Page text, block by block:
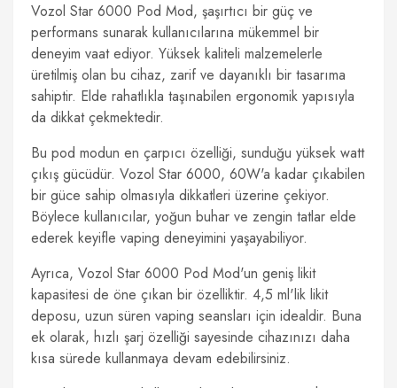
Vozol Star 6000 Pod Mod, şaşırtıcı bir güç ve
performans sunarak kullanıcılarına mükemmel bir
deneyim vaat ediyor. Yüksek kaliteli malzemelerle
üretilmiş olan bu cihaz, zarif ve dayanıklı bir tasarıma
sahiptir. Elde rahatlıkla taşınabilen ergonomik yapısıyla
da dikkat çekmektedir.
Bu pod modun en çarpıcı özelliği, sunduğu yüksek watt
çıkış gücüdür. Vozol Star 6000, 60W'a kadar çıkabilen
bir güce sahip olmasıyla dikkatleri üzerine çekiyor.
Böylece kullanıcılar, yoğun buhar ve zengin tatlar elde
ederek keyifle vaping deneyimini yaşayabiliyor.
Ayrıca, Vozol Star 6000 Pod Mod'un geniş likit
kapasitesi de öne çıkan bir özelliktir. 4,5 ml'lik likit
deposu, uzun süren vaping seansları için idealdir. Buna
ek olarak, hızlı şarj özelliği sayesinde cihazınızı daha
kısa sürede kullanmaya devam edebilirsiniz.